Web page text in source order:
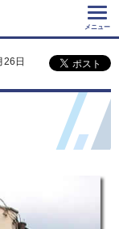
メニュー
26日